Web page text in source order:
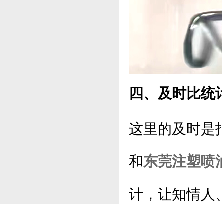
四、及时比统
这里的及时是
和东莞注塑喷
计，让知情人